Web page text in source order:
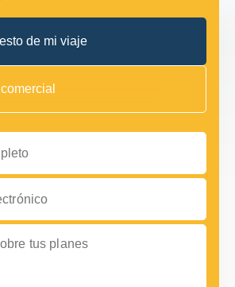
de mi viaje
planes